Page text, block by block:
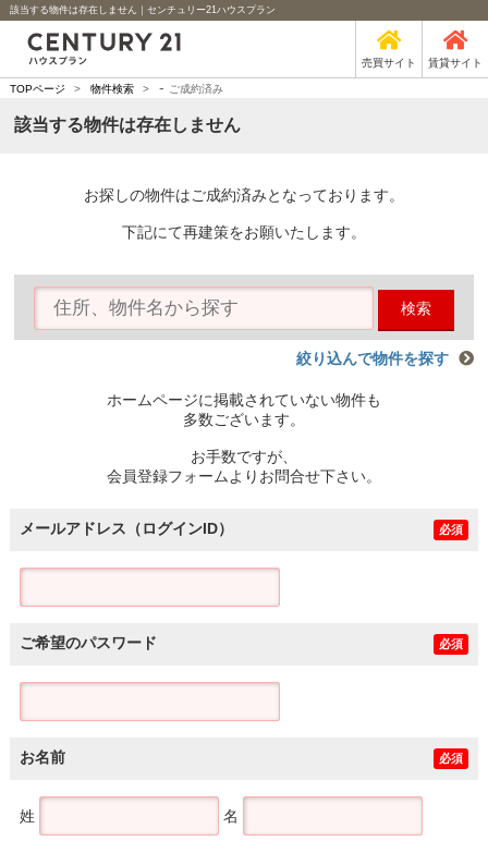
該当する物件は存在しません｜センチュリー21ハウスプラン
売買サイト 賃貸サイト
TOPページ > 物件検索 > - ご成約済み
該当する物件は存在しません
お探しの物件はご成約済みとなっております。
下記にて再建策をお願いたします。
検索
絞り込んで物件を探す
ホームページに掲載されていない物件も
多数ございます。
お手数ですが、
会員登録フォームよりお問合せ下さい。
メールアドレス（ログインID） 必須
ご希望のパスワード 必須
お名前 必須
姓 名